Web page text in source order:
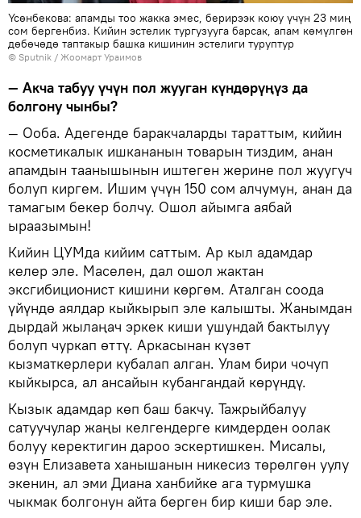
Үсөнбекова: апамды тоо жакка эмес, берирээк коюу үчүн 23 миң
сом бергенбиз. Кийин эстелик тургузууга барсак, апам көмүлгөн
дөбөчөдө таптакыр башка кишинин эстелиги туруптур
© Sputnik / Жоомарт Ураимов
— Акча табуу үчүн пол жууган күндөрүңүз да
болгону чынбы?
— Ооба. Адегенде баракчаларды тараттым, кийин
косметикалык ишкананын товарын тиздим, анан
апамдын таанышынын иштеген жерине пол жуугуч
болуп киргем. Ишим үчүн 150 сом алчумун, анан да
тамагым бекер болчу. Ошол айымга аябай
ыраазымын!
Кийин ЦУМда кийим саттым. Ар кыл адамдар
келер эле. Маселен, дал ошол жактан
эксгибиционист кишини көргөм. Аталган соода
үйүндө аялдар кыйкырып эле калышты. Жанымдан
дырдай жылаңач эркек киши ушундай бактылуу
болуп чуркап өттү. Аркасынан күзөт
кызматкерлери кубалап алган. Улам бири чочуп
кыйкырса, ал ансайын кубангандай көрүндү.
Кызык адамдар көп баш бакчу. Тажрыйбалуу
сатуучулар жаңы келгендерге кимдерден оолак
болуу керектигин дароо эскертишкен. Мисалы,
өзүн Елизавета ханышанын никесиз төрөлгөн уулу
экенин, ал эми Диана ханбийке ага турмушка
чыкмак болгонун айта берген бир киши бар эле.